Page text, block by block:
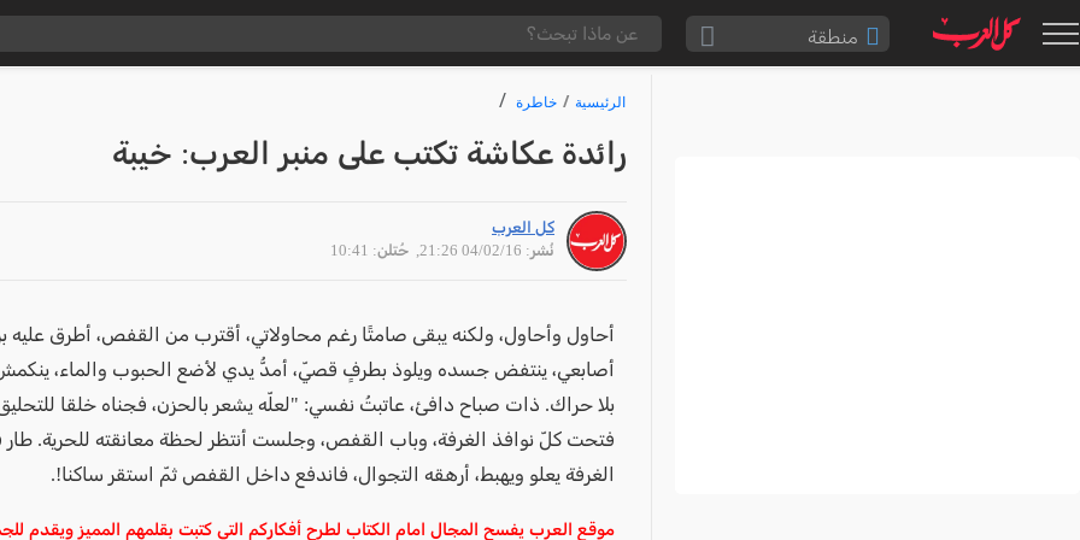
منطقة
الرئيسية خاطرة
رائدة عكاشة تكتب على منبر العرب: خيبة
كل العرب
نُشر: 04/02/16 21:26
, حُتلن: 10:41
أحاول وأحاول، ولكنه يبقى صامتًا رغم محاولاتي، أقترب من القفص، أطرق عليه
أصابعي، ينتفض جسده ويلوذ بطرفٍ قصيّ، أمدُّ يدي لأضع الحبوب والماء،
بلا حراك. ذات صباح دافئ، عاتبتُ نفسي: "لعلّه يشعر بالحزن، فجناه خلقا للتحليق
فتحت كلّ نوافذ الغرفة، وباب القفص، وجلست أنتظر لحظة معانقته للحرية. طار
الغرفة يعلو ويهبط، أرهقه التجوال، فاندفع داخل القفص ثمّ استقر ساكنا!.
موقع العرب يفسح المجال امام الكتاب لطرح أفكاركم التي كتبت بقلمهم المميز ويقدم